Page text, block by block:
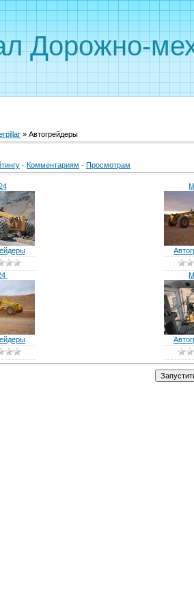
Дорожно-
» Автогрейдеры
· Комментариям · Просмотрам